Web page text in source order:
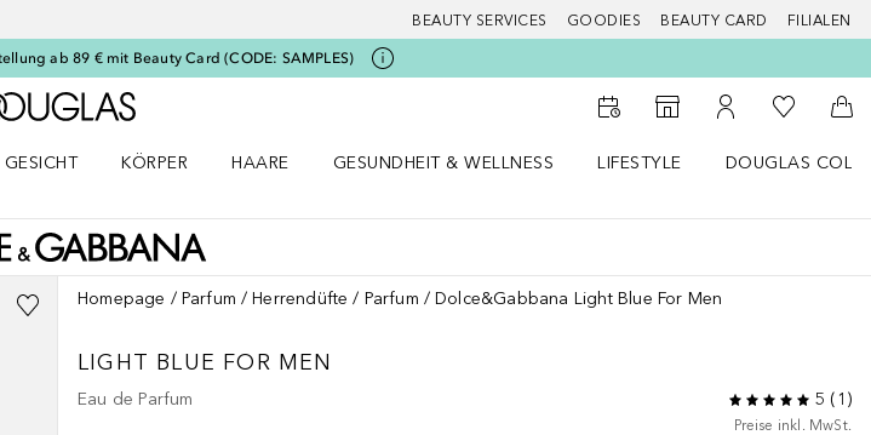
BEAUTY SERVICES GOODIES BEAUTY CARD FILIALEN
ab 89 € mit Beauty Card (CODE: SAMPLES)
Zur Douglas Startseite
Zum Storefinder
Zu Meinem
Zu Meiner
GESICHT
KÖRPER
HAARE
GESUNDHEIT & WELLNESS
LIFESTYLE
DOUGLAS
Homepage Parfum Herrendüfte Parfum Dolce&Gabbana Light Blue For Men
LIGHT BLUE FOR MEN
Eau de Parfum 5 ( 1 )
Preise inkl. MwSt.